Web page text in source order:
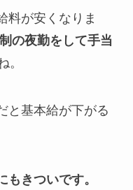
料が安くなりま
の夜勤をして手当
。
と基本給が下がる
きついです。